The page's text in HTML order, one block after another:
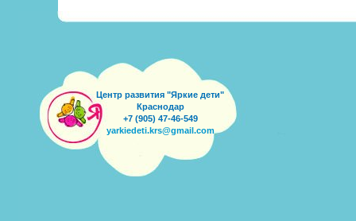
Центр развития "Яркие дети"
Краснодар
+7 (905) 47-46-549
yarkiedeti.krs@gmail.com